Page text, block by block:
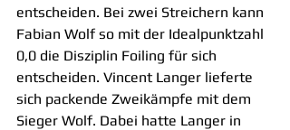
entscheiden. Bei zwei Streichern kann
Fabian Wolf so mit der Idealpunktzahl
0,0 die Disziplin Foiling für sich
entscheiden. Vincent Langer lieferte
sich packende Zweikämpfe mit dem
Sieger Wolf. Dabei hatte Langer in